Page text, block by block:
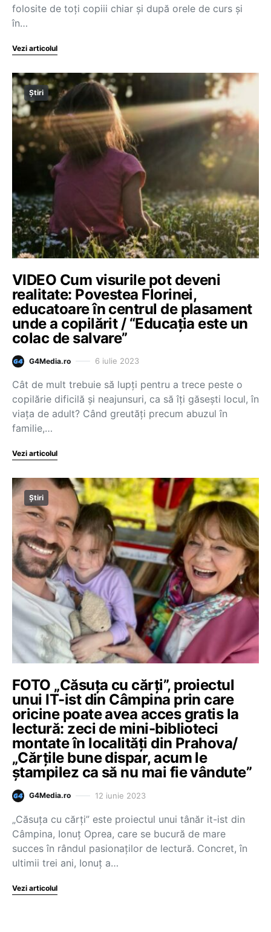
folosite de toți copiii chiar și după orele de curs și
în…
Vezi articolul
Știri
VIDEO Cum visurile pot deveni
realitate: Povestea Florinei,
educatoare în centrul de plasament
unde a copilărit / “Educația este un
colac de salvare”
G4Media.ro 6 iulie 2023
Cât de mult trebuie să lupți pentru a trece peste o
copilărie dificilă și neajunsuri, ca să îți găsești locul, în
viața de adult? Când greutăți precum abuzul în
familie,…
Vezi articolul
Știri
FOTO „Căsuţa cu cărţi”, proiectul
unui IT-ist din Câmpina prin care
oricine poate avea acces gratis la
lectură: zeci de mini-biblioteci
montate în localități din Prahova/
„Cărţile bune dispar, acum le
ştampilez ca să nu mai fie vândute”
G4Media.ro 12 iunie 2023
„Căsuţa cu cărţi” este proiectul unui tânăr it-ist din
Câmpina, Ionuţ Oprea, care se bucură de mare
succes în rândul pasionaţilor de lectură. Concret, în
ultimii trei ani, Ionuţ a…
Vezi articolul